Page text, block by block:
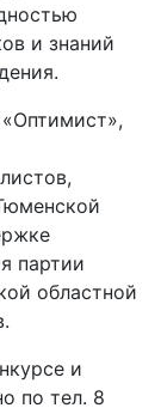
и знаний
партии
областной
и
по тел. 8